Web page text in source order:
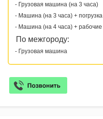
- Грузовая машина (на 3 часа)
- Машина (на 3 часа) + погрузка
- Машина (на 4 часа) + рабочие
По межгороду:
- Грузовая машина